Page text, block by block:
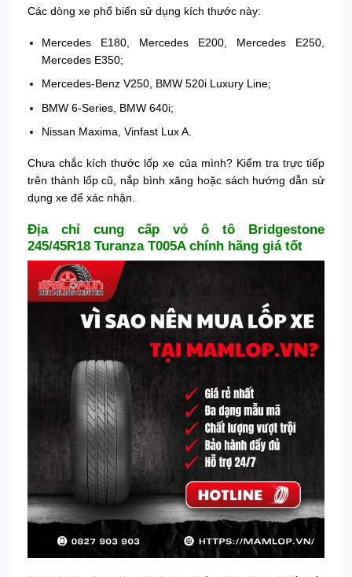
Các dòng xe phổ biến sử dụng kích thước này:
Mercedes E180, Mercedes E200, Mercedes E250,
Mercedes E350;
Mercedes-Benz V250, BMW 520i Luxury Line;
BMW 6-Series, BMW 640i;
Nissan Maxima, Vinfast Lux A.
Chưa chắc kích thước lốp xe của mình? Kiểm tra trực tiếp
trên thành lốp cũ, nắp bình xăng hoặc sách hướng dẫn sử
dụng xe để xác nhận.
Địa chỉ cung cấp vỏ ô tô Bridgestone
245/45R18 Turanza T005A chính hãng giá tốt